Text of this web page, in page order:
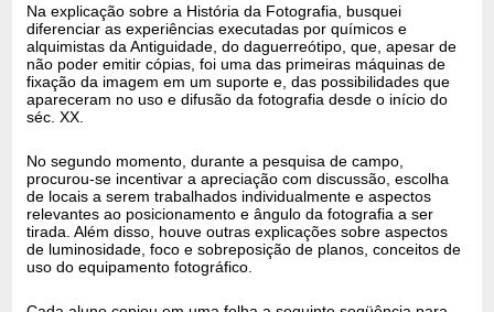
Na explicação sobre a História da Fotografia, busquei
diferenciar as experiências executadas por químicos e
alquimistas da Antiguidade, do daguerreótipo, que, apesar de
não poder emitir cópias, foi uma das primeiras máquinas de
fixação da imagem em um suporte e, das possibilidades que
apareceram no uso e difusão da fotografia desde o início do
séc. XX.
No segundo momento, durante a pesquisa de campo,
procurou-se incentivar a apreciação com discussão, escolha
de locais a serem trabalhados individualmente e aspectos
relevantes ao posicionamento e ângulo da fotografia a ser
tirada. Além disso, houve outras explicações sobre aspectos
de luminosidade, foco e sobreposição de planos, conceitos de
uso do equipamento fotográfico.